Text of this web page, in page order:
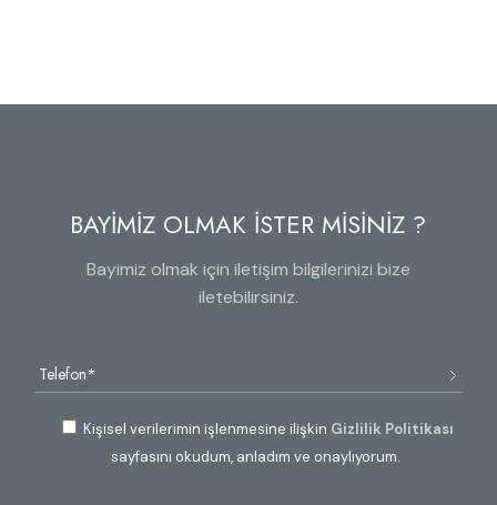
BAYİMİZ OLMAK İSTER MİSİNİZ ?
Bayimiz olmak için iletişim bilgilerinizi bize
iletebilirsiniz.
Kişisel verilerimin işlenmesine ilişkin Gizlilik Politikası
sayfasını okudum, anladım ve onaylıyorum.